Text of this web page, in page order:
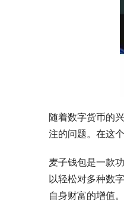
随着数字货币的
注的问题。在这
麦子钱包是一款
以轻松对多种数
自身财富的增值。